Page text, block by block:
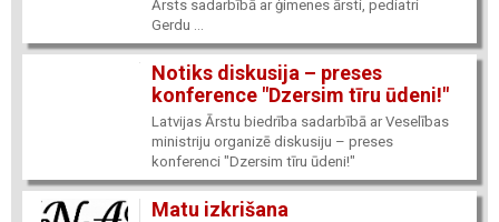
Ārsts sadarbībā ar ģimenes ārsti, pediatri
Gerdu ...
Notiks diskusija – preses
konference "Dzersim tīru ūdeni!"
Latvijas Ārstu biedrība sadarbībā ar Veselības
ministriju organizē diskusiju – preses
konferenci "Dzersim tīru ūdeni!"
Matu izkrišana